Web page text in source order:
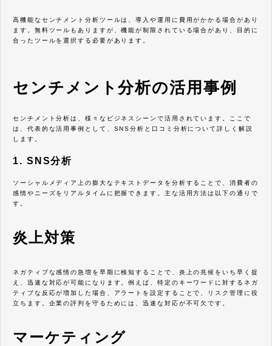
高機能なセンチメント分析ツールは、導入や運用に費用がかかる場合があり
ます。無料ツールもありますが、機能が制限されている場合があり、目的に
合ったツールを選択する必要があります。
センチメント分析の活用事例
センチメント分析は、様々なビジネスシーンで活用されています。ここで
は、代表的な活用事例として、SNS分析と口コミ分析について詳しく解説
します。
1. SNS分析
ソーシャルメディア上の膨大なテキストデータを分析することで、消費者の
感情やニーズをリアルタイムに把握できます。主な活用方法は以下の通りで
す。
炎上対策
ネガティブな感情の急増を早期に検知することで、炎上の兆候をいち早く捉
え、迅速な対応が可能になります。例えば、特定のキーワードに対するネガ
ティブな反応が増加した場合、アラートを設定することで、リスク管理に役
立ちます。企業の評判を守るためには、迅速な対応が不可欠です。
マーケティング